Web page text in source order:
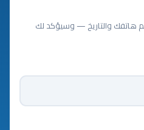
هاتفك والتاريخ — وسيؤكد لك